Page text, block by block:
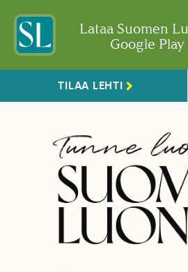
Lataa Suomen
Google
TILAA LEHTI